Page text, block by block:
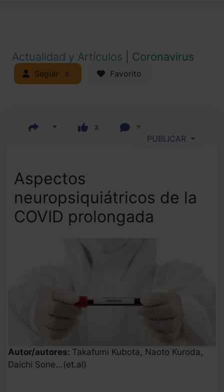
Actualidad y Artículos Coronavirus
Seguir 3 Favorito
3 2
PUBLICAR
Aspectos
neuropsiquiátricos de la
COVID prolongada
Autor/autores: Takafumi Kubota, Naoto Kuroda,
Daichi Sone...(et.al)